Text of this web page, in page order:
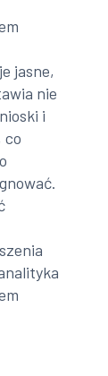
jasne,
nie
i
co